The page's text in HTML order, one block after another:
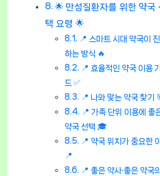
🌟 만성질환자를 위한 약국
택 요령 🌟
📍 스마트 시대 약국이
하는 방식 🔥
📍 효율적인 약국 이용
드 ✅
📍 나와 맞는 약국 찾기
📍 가족 단위 이용에 좋
약국 선택 🎓
📍 약국 위치가 중요한
📍
📍 좋은 약사·좋은 약국의